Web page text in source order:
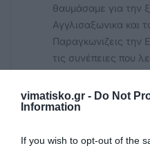
vimatisko.gr - Do Not
Information
If you wish to opt-out of the
θαυμάσαμε για την
Αγγλισαξωνικα και
Παραγκωνιζεις την
τις συνέπειες που
τους χρόνια λόγω
εξετάσεων. Τα
πιστεύεις δικαίωμα